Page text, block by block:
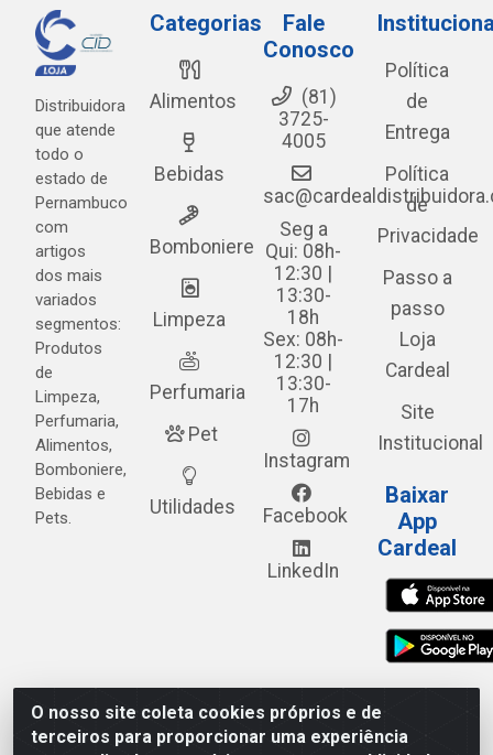
O nosso site coleta cookies próprios e de
terceiros para proporcionar uma experiência
Distribuidora
que atende
todo o
estado de
Pernambuco
com
artigos
dos mais
variados
segmentos:
Produtos
de
Limpeza,
Perfumaria,
Alimentos,
Bomboniere,
Bebidas e
Pets.
Categorias
Alimentos
Bebidas
Bomboniere
Limpeza
Perfumaria
Pet
Utilidades
Fale
Conosco
(81)
3725-
4005
Seg a
Qui: 08h-
12:30 |
13:30-
18h
Sex: 08h-
12:30 |
13:30-
17h
Instagram
Facebook
LinkedIn
Política
de
Entrega
Política
de
Privacidade
Passo a
passo
Loja
Cardeal
Site
Institucional
Baixar
App
Cardeal
Cardeal Distribuidora - Estrada Alto do Moura, 582 - Alto
do Moura - Caruaru/PE - CEP 55.040-120 - CNPJ